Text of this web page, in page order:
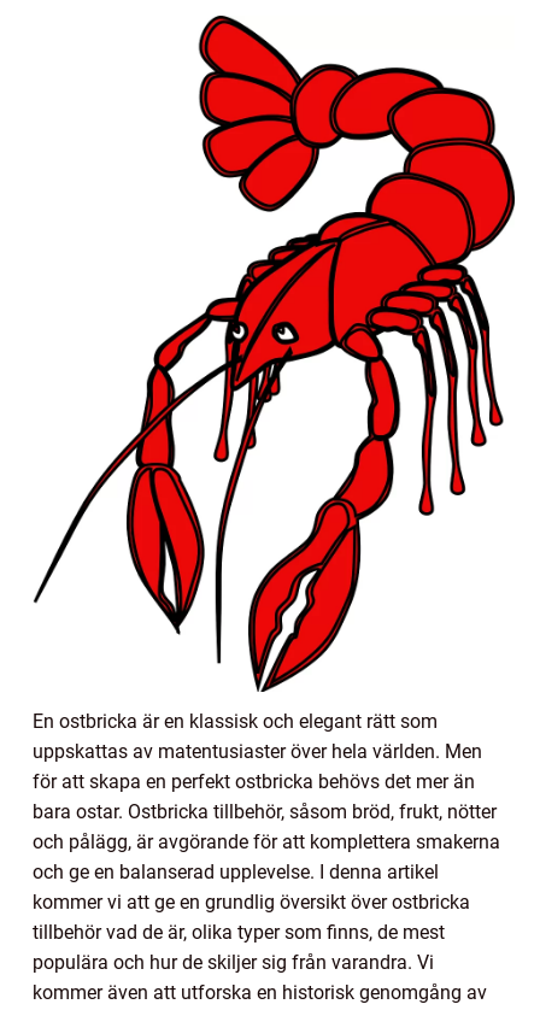
En ostbricka är en klassisk och elegant rätt som
uppskattas av matentusiaster över hela världen. Men
för att skapa en perfekt ostbricka behövs det mer än
bara ostar. Ostbricka tillbehör, såsom bröd, frukt, nötter
och pålägg, är avgörande för att komplettera smakerna
och ge en balanserad upplevelse. I denna artikel
kommer vi att ge en grundlig översikt över ostbricka
tillbehör vad de är, olika typer som finns, de mest
populära och hur de skiljer sig från varandra. Vi
kommer även att utforska en historisk genomgång av